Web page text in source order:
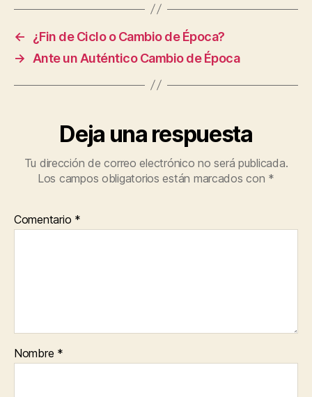
←
¿Fin de Ciclo o Cambio de Época?
→
Ante un Auténtico Cambio de Época
Deja una respuesta
Tu dirección de correo electrónico no será publicada.
Los campos obligatorios están marcados con *
Comentario *
Nombre *